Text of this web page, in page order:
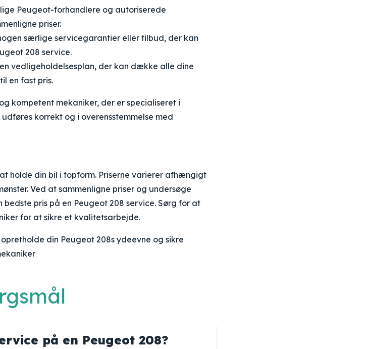
Peugeot-forhandlere og autoriserede
priser.
særlige servicegarantier eller tilbud, der kan
208 service.
vedligeholdelsesplan, der kan dække alle dine
en fast pris.
kompetent mekaniker, der er specialiseret i
korrekt og i overensstemmelse med
holde din bil i topform. Priserne varierer afhængigt
Ved at sammenligne priser og undersøge
pris på en Peugeot 208 service. Sørg for at
for at sikre et kvalitetsarbejde.
din Peugeot 208s ydeevne og sikre
på en Peugeot 208?